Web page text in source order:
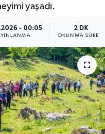
yaşadı.
- 00:05 2 DK
OKUNMA SÜRESI